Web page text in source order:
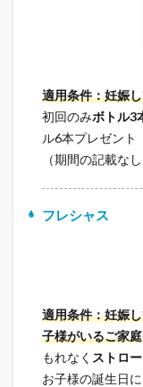
適用条件：妊娠
初回のみボトル3
ル6本プレゼント
（期間の記載なし
フレシャス
適用条件：妊娠
子様がいるご家庭
もれなく ストロ
お子様の誕生日